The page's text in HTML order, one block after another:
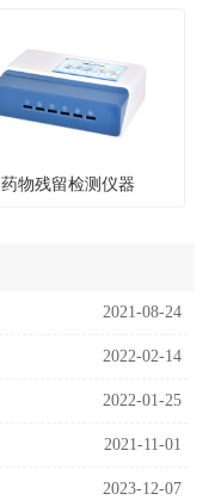
药物残留检测仪器
2021-08-24
2022-02-14
2022-01-25
2021-11-01
2023-12-07